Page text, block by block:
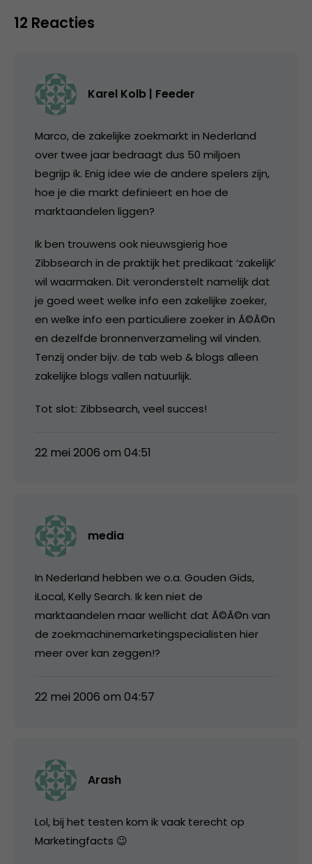
12 Reacties
Karel Kolb | Feeder
Marco, de zakelijke zoekmarkt in Nederland
over twee jaar bedraagt dus 50 miljoen
begrijp ik. Enig idee wie de andere spelers zijn,
hoe je die markt definieert en hoe de
marktaandelen liggen?
Ik ben trouwens ook nieuwsgierig hoe
Zibbsearch in de praktijk het predikaat ‘zakelijk’
wil waarmaken. Dit veronderstelt namelijk dat
je goed weet welke info een zakelijke zoeker,
en welke info een particuliere zoeker in Ã©Ã©n
en dezelfde bronnenverzameling wil vinden.
Tenzij onder bijv. de tab web & blogs alleen
zakelijke blogs vallen natuurlijk.
Tot slot: Zibbsearch, veel succes!
22 mei 2006 om 04:51
media
In Nederland hebben we o.a. Gouden Gids,
iLocal, Kelly Search. Ik ken niet de
marktaandelen maar wellicht dat Ã©Ã©n van
de zoekmachinemarketingspecialisten hier
meer over kan zeggen!?
22 mei 2006 om 04:57
Arash
Lol, bij het testen kom ik vaak terecht op
Marketingfacts 😉